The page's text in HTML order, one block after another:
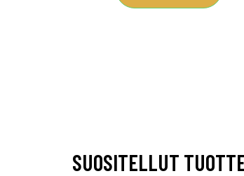
SUOSITELLUT